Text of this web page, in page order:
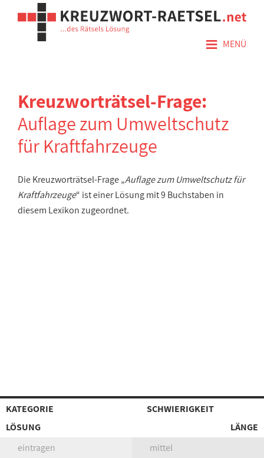
≡ MENÜ
Kreuzworträtsel-Frage:
Auflage zum Umweltschutz
für Kraftfahrzeuge
Die Kreuzworträtsel-Frage „Auflage zum Umweltschutz für
Kraftfahrzeuge“ ist einer Lösung mit 9 Buchstaben in
diesem Lexikon zugeordnet.
KATEGORIE
SCHWIERIGKEIT
LÖSUNG
LÄNGE
eintragen
mittel